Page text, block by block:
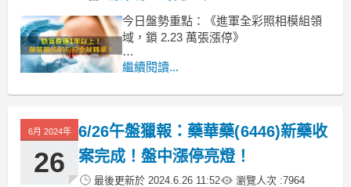
今日盤勢重點：《進軍全彩照相模組領
域，鎖 2.23 萬張漲停》
文章架構：
(6446)迎全球轉單！
勢在必行！
3. ET用藥人數持續成長，成為另一大營
運成長動能
繼續閱讀...
6月 2024年
26
6/26午盤獵報：藥華藥(6446)新藥收
案完成！盤中漲停亮燈！
最後更新於 2024.6.26 11:52 瀏覽人次 :7964